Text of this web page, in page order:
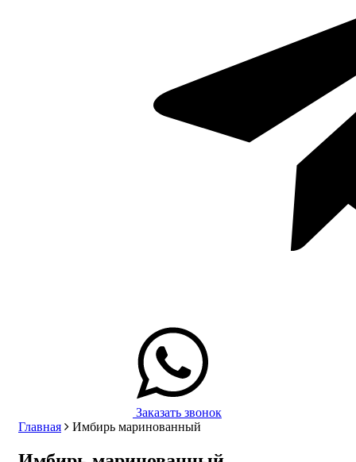
Заказать звонок
Главная
Имбирь маринованный